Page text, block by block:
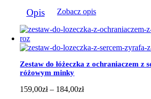
do
produkt
ma
wiele
wariantów.
Opcje
można
wybrać
na
stronie
Opis Zobacz opis
Zestaw do łóżeczka z ochraniaczem z
różowym minky
159,00zł – 184,00złZakres